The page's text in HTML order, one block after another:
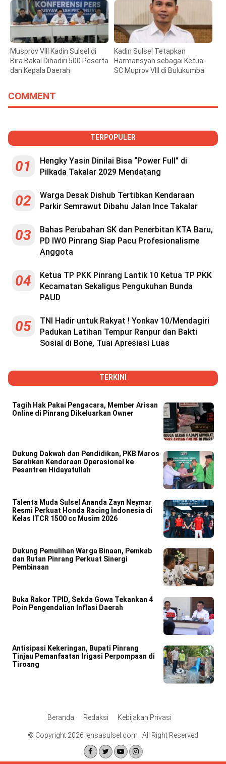
Musprov VIII Kadin Sulsel di
Bira Bakal Dihadiri 500 Peserta
dan Kepala Daerah
Kadin Sulsel Tetapkan
Harmansyah sebagai Ketua
SC Muprov VIII di Bulukumba
COMMENT
TERPOPULER
01
Hengky Yasin Dinilai Bisa “Power Full” di
Pilkada Takalar 2029 Mendatang
02
Warga Desak Dishub Tertibkan Kendaraan
Parkir Semrawut Dibahu Jalan Ince Takalar
03
Bahas Perubahan SK dan Penerbitan KTA Baru,
PD IWO Pinrang Siap Pacu Profesionalisme
Anggota
04
Ketua TP PKK Pinrang Lantik 10 Ketua TP PKK
Kecamatan Sekaligus Pengukuhan Bunda
PAUD
05
TNI Hadir untuk Rakyat ! Yonkav 10/Mendagiri
Padukan Latihan Tempur Ranpur dan Bakti
Sosial di Bone, Tuai Apresiasi Luas
TERKINI
Tagih Hak Pakai Pengacara, Member Arisan
Online di Pinrang Dikeluarkan Owner
Dukung Dakwah dan Pendidikan, PKB Maros
Serahkan Kendaraan Operasional ke
Pesantren Hidayatullah
Talenta Muda Sulsel Ananda Zayn Neymar
Resmi Perkuat Honda Racing Indonesia di
Kelas ITCR 1500 cc Musim 2026
Dukung Pemulihan Warga Binaan, Pemkab
dan Rutan Pinrang Perkuat Sinergi
Pembinaan
Buka Rakor TPID, Sekda Gowa Tekankan 4
Poin Pengendalian Inflasi Daerah
Antisipasi Kekeringan, Bupati Pinrang
Tinjau Pemanfaatan Irigasi Perpompaan di
Tiroang
Beranda Redaksi Kebijakan Privasi
© Copyright 2026 lensasulsel.com . All Right Reserved